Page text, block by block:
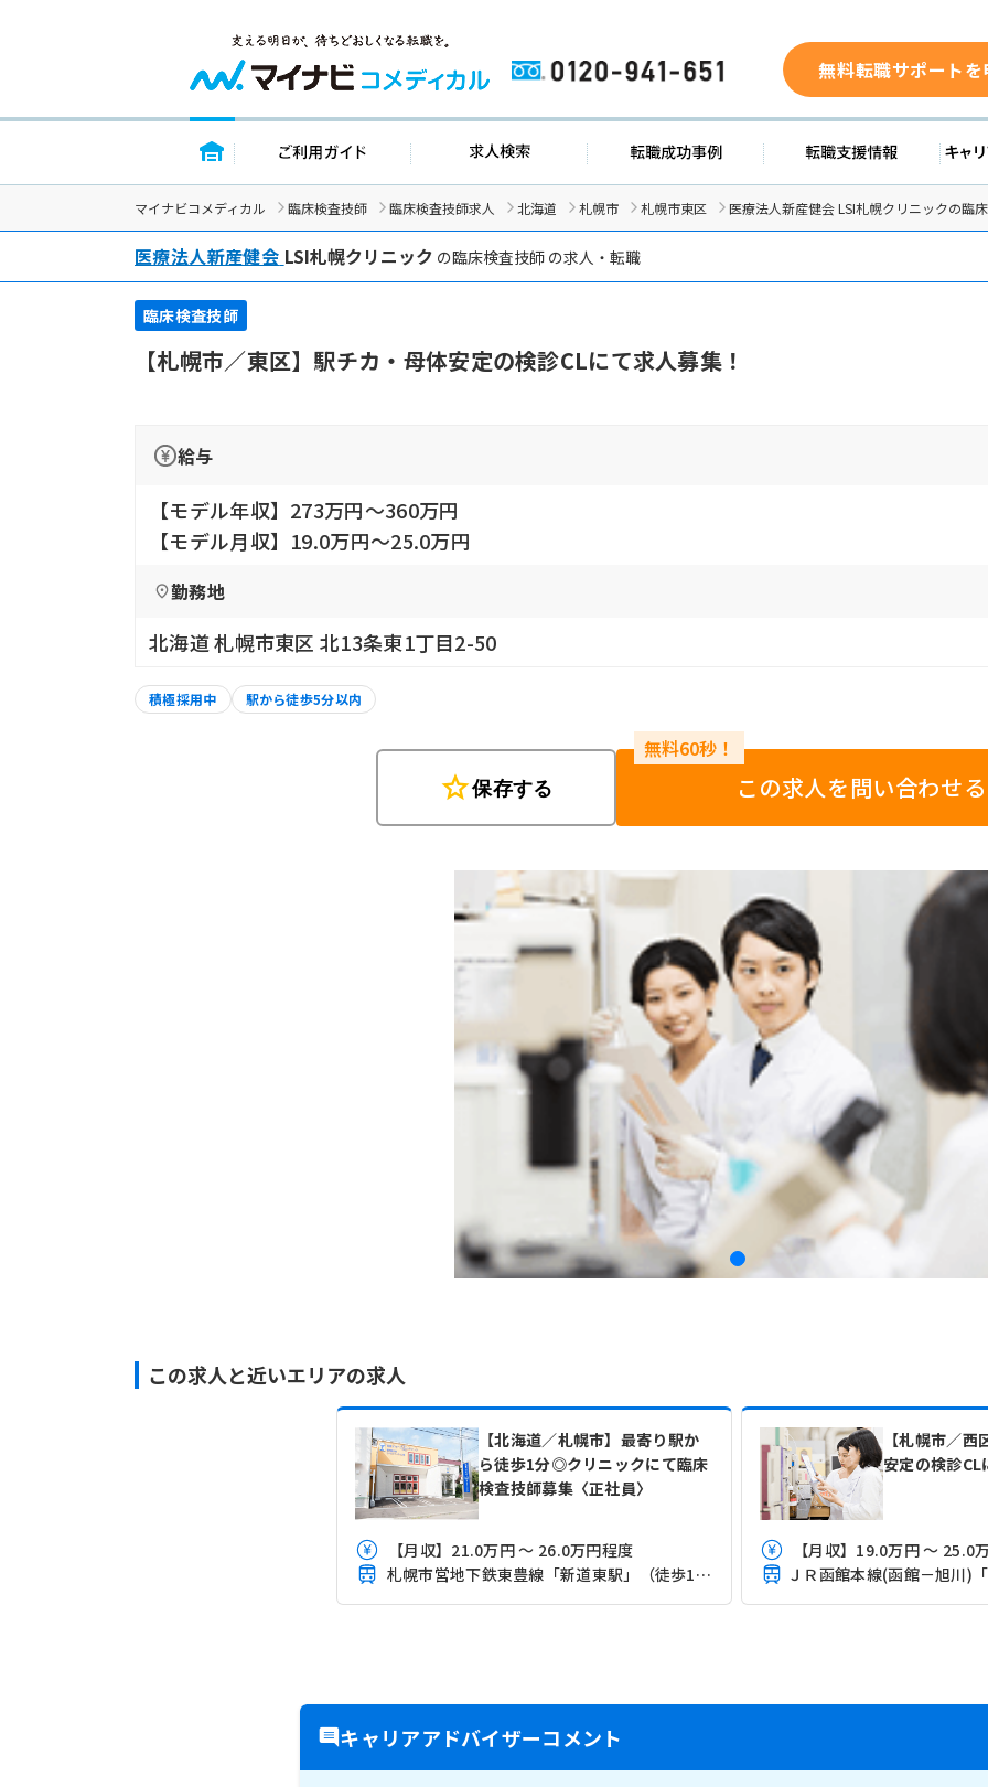
0120-941-651 無料転職サポート
トップページ ご利用ガイド 求人検索 転職成功事例 転職支援
マイナビコメディカル 臨床検査技師 臨床検査技師求人 北海道 札幌市 札幌市東区 医療法人新産健会 LSI札幌クリニックの臨
医療法人新産健会 LSI札幌クリニック の臨床検査技師 の求人・転職
臨床検査技師
【札幌市／東区】駅チカ・母体安定の検診CLにて求人募集！
給与
【モデル年収】273万円〜360万円
【モデル月収】19.0万円〜25.0万円
勤務地
北海道 札幌市東区 北13条東1丁目2-50
積極採用中 駅から徒歩5分以内
star保存する この求人を問い合わせる
この求人と近いエリアの求人
【北海道／札幌市】最寄り駅か
ら徒歩1分◎クリニックにて臨床
検査技師募集〈正社員〉
【月収】21.0万円 ～ 26.0万円程度
札幌市営地下鉄東豊線「新道東駅」（徒歩1分）
【札幌市／
安定の検診
【月収】19.0万円 ～ 25.0
キャリアアドバイザーコメント